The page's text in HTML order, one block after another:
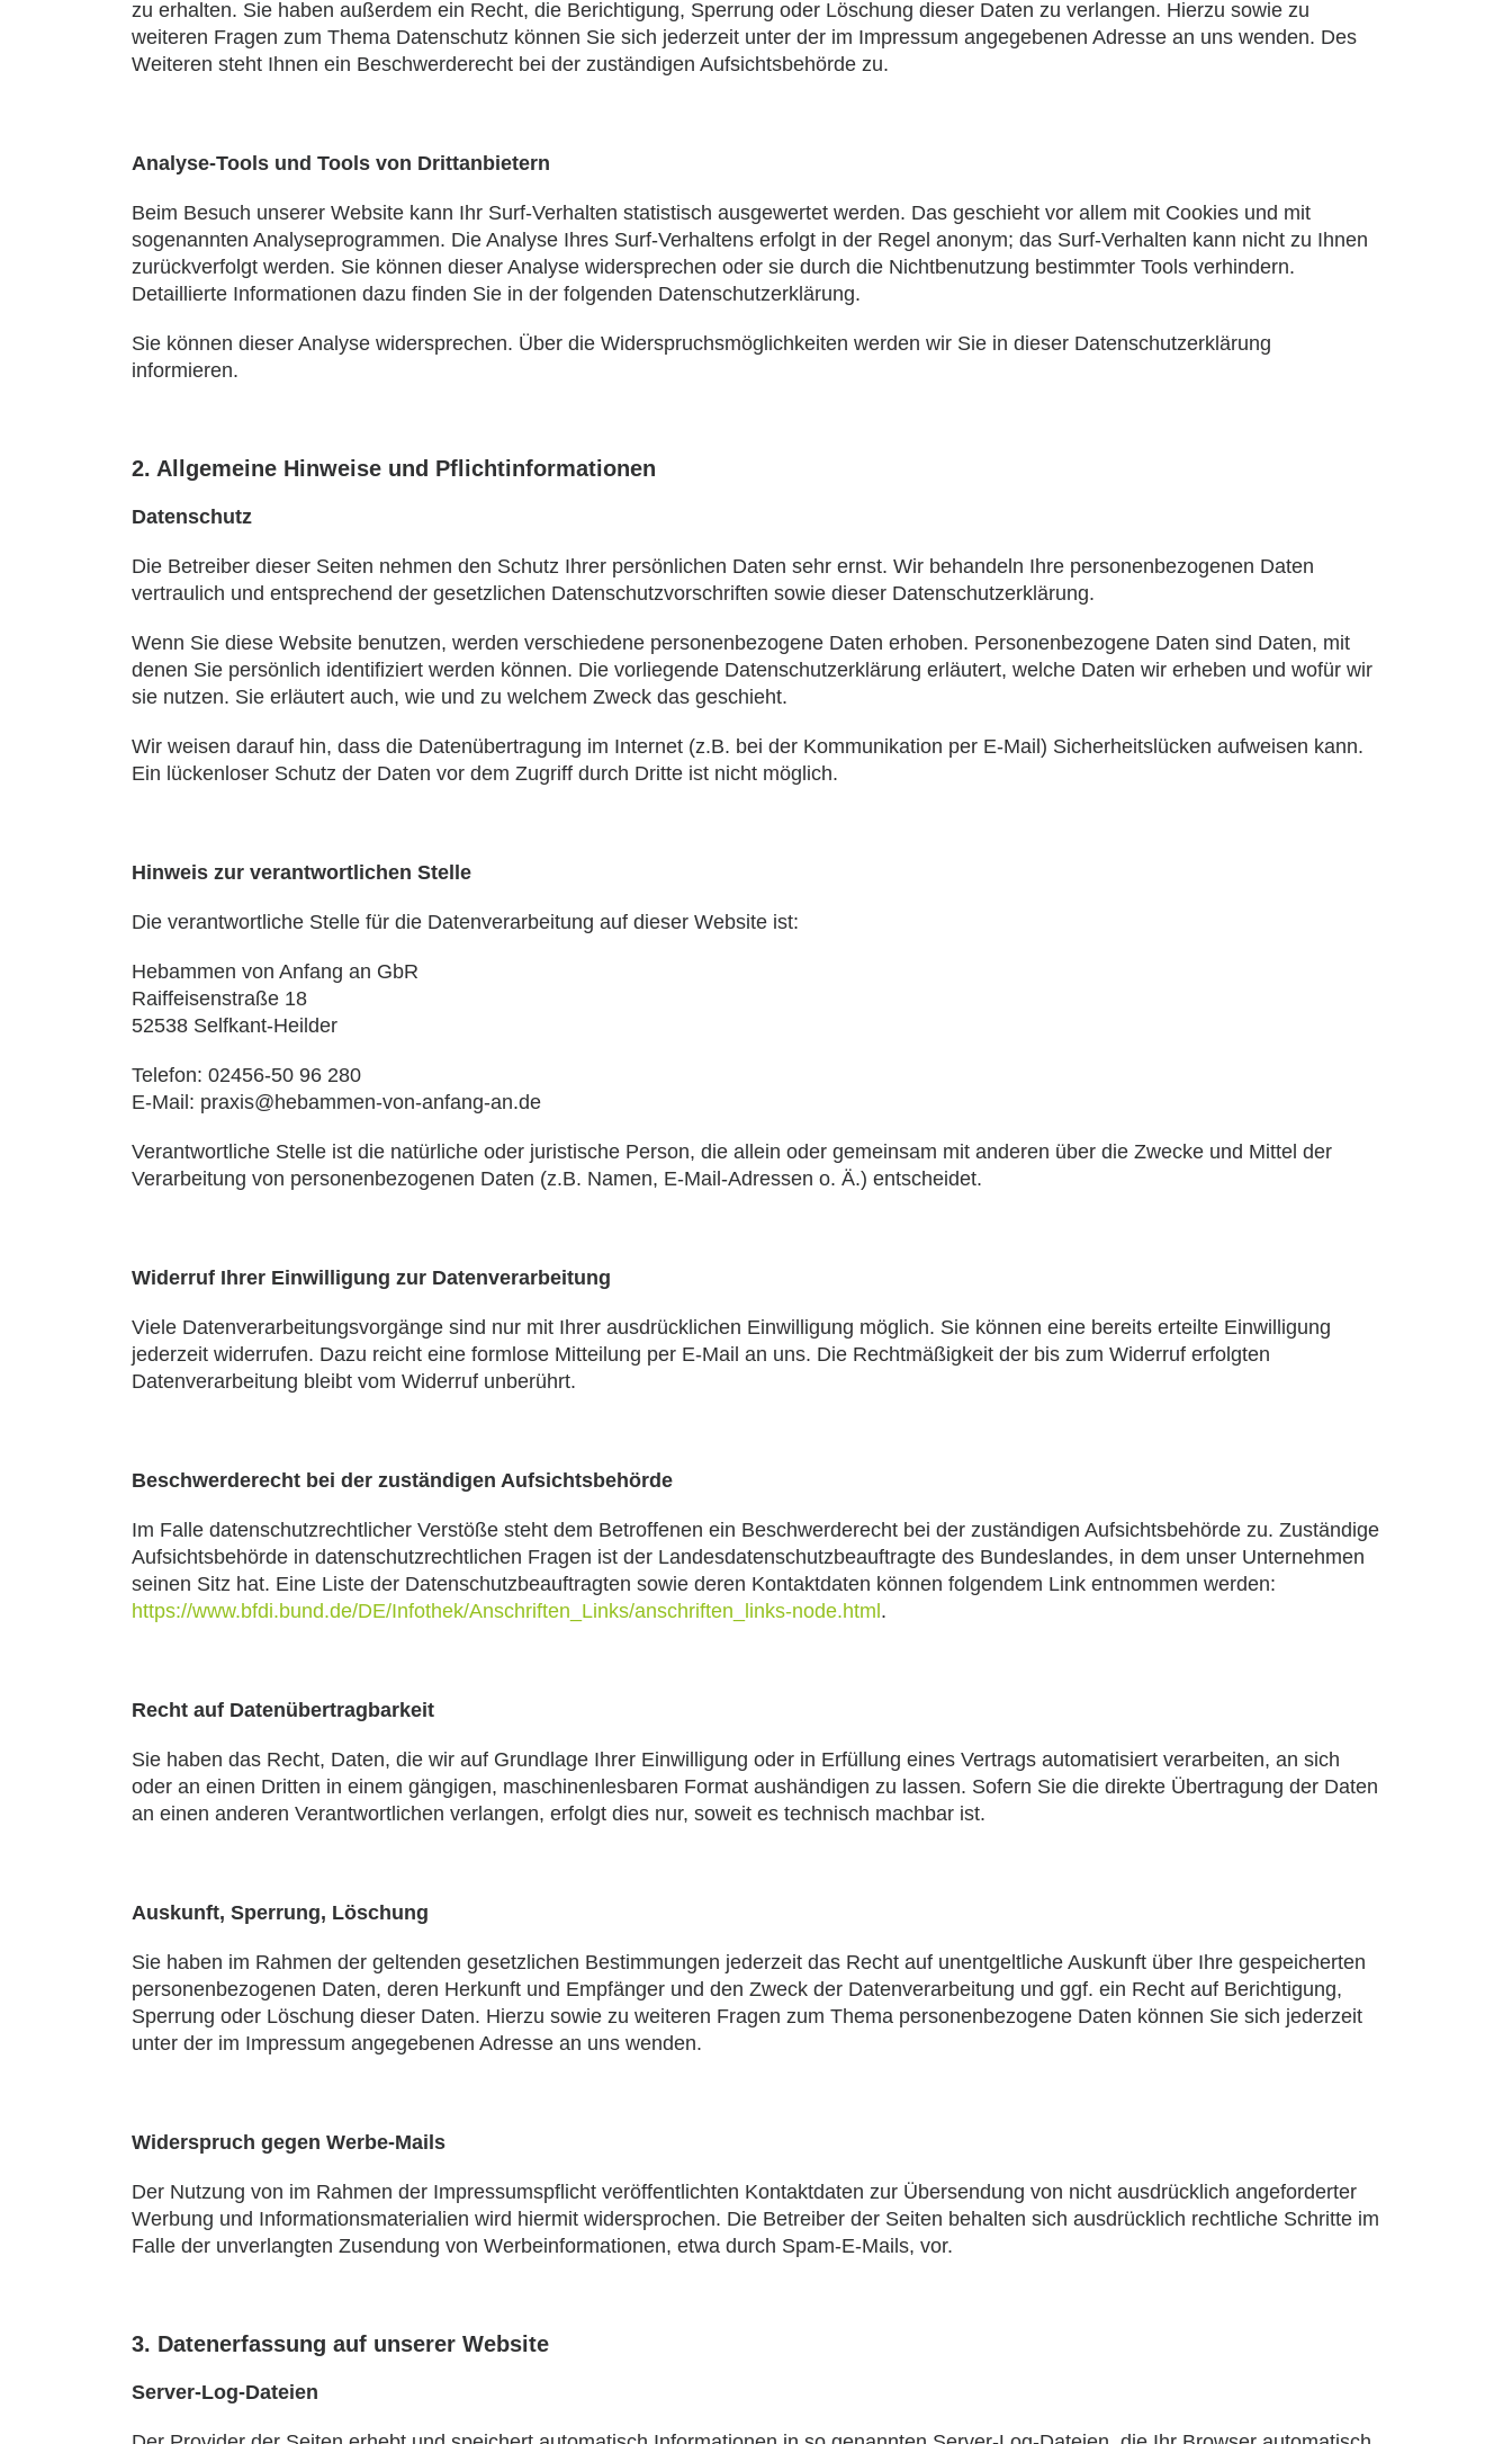
zu erhalten. Sie haben außerdem ein Recht, die Berichtigung, Sperrung oder Löschung dieser Daten zu verlangen. Hierzu sowie zu
weiteren Fragen zum Thema Datenschutz können Sie sich jederzeit unter der im Impressum angegebenen Adresse an uns wenden. Des
Weiteren steht Ihnen ein Beschwerderecht bei der zuständigen Aufsichtsbehörde zu.
Analyse-Tools und Tools von Drittanbietern
Beim Besuch unserer Website kann Ihr Surf-Verhalten statistisch ausgewertet werden. Das geschieht vor allem mit Cookies und mit
sogenannten Analyseprogrammen. Die Analyse Ihres Surf-Verhaltens erfolgt in der Regel anonym; das Surf-Verhalten kann nicht zu Ihnen
zurückverfolgt werden. Sie können dieser Analyse widersprechen oder sie durch die Nichtbenutzung bestimmter Tools verhindern.
Detaillierte Informationen dazu finden Sie in der folgenden Datenschutzerklärung.
Sie können dieser Analyse widersprechen. Über die Widerspruchsmöglichkeiten werden wir Sie in dieser Datenschutzerklärung
informieren.
2. Allgemeine Hinweise und Pflichtinformationen
Datenschutz
Die Betreiber dieser Seiten nehmen den Schutz Ihrer persönlichen Daten sehr ernst. Wir behandeln Ihre personenbezogenen Daten
vertraulich und entsprechend der gesetzlichen Datenschutzvorschriften sowie dieser Datenschutzerklärung.
Wenn Sie diese Website benutzen, werden verschiedene personenbezogene Daten erhoben. Personenbezogene Daten sind Daten, mit
denen Sie persönlich identifiziert werden können. Die vorliegende Datenschutzerklärung erläutert, welche Daten wir erheben und wofür wir
sie nutzen. Sie erläutert auch, wie und zu welchem Zweck das geschieht.
Wir weisen darauf hin, dass die Datenübertragung im Internet (z.B. bei der Kommunikation per E-Mail) Sicherheitslücken aufweisen kann.
Ein lückenloser Schutz der Daten vor dem Zugriff durch Dritte ist nicht möglich.
Hinweis zur verantwortlichen Stelle
Die verantwortliche Stelle für die Datenverarbeitung auf dieser Website ist:
Hebammen von Anfang an GbR
Raiffeisenstraße 18
52538 Selfkant-Heilder
Telefon: 02456-50 96 280
E-Mail: praxis@hebammen-von-anfang-an.de
Verantwortliche Stelle ist die natürliche oder juristische Person, die allein oder gemeinsam mit anderen über die Zwecke und Mittel der
Verarbeitung von personenbezogenen Daten (z.B. Namen, E-Mail-Adressen o. Ä.) entscheidet.
Widerruf Ihrer Einwilligung zur Datenverarbeitung
Viele Datenverarbeitungsvorgänge sind nur mit Ihrer ausdrücklichen Einwilligung möglich. Sie können eine bereits erteilte Einwilligung
jederzeit widerrufen. Dazu reicht eine formlose Mitteilung per E-Mail an uns. Die Rechtmäßigkeit der bis zum Widerruf erfolgten
Datenverarbeitung bleibt vom Widerruf unberührt.
Beschwerderecht bei der zuständigen Aufsichtsbehörde
Im Falle datenschutzrechtlicher Verstöße steht dem Betroffenen ein Beschwerderecht bei der zuständigen Aufsichtsbehörde zu. Zuständige
Aufsichtsbehörde in datenschutzrechtlichen Fragen ist der Landesdatenschutzbeauftragte des Bundeslandes, in dem unser Unternehmen
seinen Sitz hat. Eine Liste der Datenschutzbeauftragten sowie deren Kontaktdaten können folgendem Link entnommen werden:
https://www.bfdi.bund.de/DE/Infothek/Anschriften_Links/anschriften_links-node.html .
Recht auf Datenübertragbarkeit
Sie haben das Recht, Daten, die wir auf Grundlage Ihrer Einwilligung oder in Erfüllung eines Vertrags automatisiert verarbeiten, an sich
oder an einen Dritten in einem gängigen, maschinenlesbaren Format aushändigen zu lassen. Sofern Sie die direkte Übertragung der Daten
an einen anderen Verantwortlichen verlangen, erfolgt dies nur, soweit es technisch machbar ist.
Auskunft, Sperrung, Löschung
Sie haben im Rahmen der geltenden gesetzlichen Bestimmungen jederzeit das Recht auf unentgeltliche Auskunft über Ihre gespeicherten
personenbezogenen Daten, deren Herkunft und Empfänger und den Zweck der Datenverarbeitung und ggf. ein Recht auf Berichtigung,
Sperrung oder Löschung dieser Daten. Hierzu sowie zu weiteren Fragen zum Thema personenbezogene Daten können Sie sich jederzeit
unter der im Impressum angegebenen Adresse an uns wenden.
Widerspruch gegen Werbe-Mails
Der Nutzung von im Rahmen der Impressumspflicht veröffentlichten Kontaktdaten zur Übersendung von nicht ausdrücklich angeforderter
Werbung und Informationsmaterialien wird hiermit widersprochen. Die Betreiber der Seiten behalten sich ausdrücklich rechtliche Schritte im
Falle der unverlangten Zusendung von Werbeinformationen, etwa durch Spam-E-Mails, vor.
3. Datenerfassung auf unserer Website
Server-Log-Dateien